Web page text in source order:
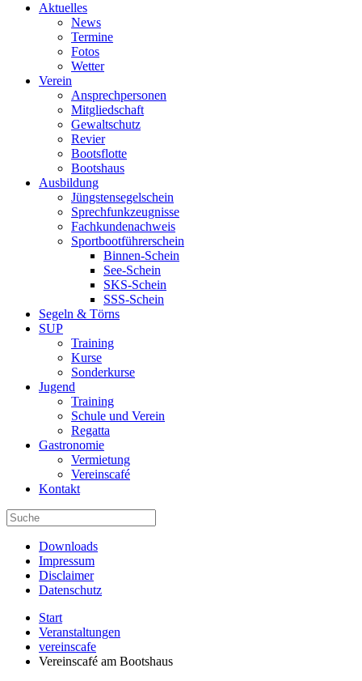
Aktuelles
News
Termine
Fotos
Wetter
Verein
Ansprechpersonen
Mitgliedschaft
Gewaltschutz
Revier
Bootsflotte
Bootshaus
Ausbildung
Jüngstensegelschein
Sprechfunkzeugnisse
Fachkundenachweis
Sportbootführerschein
Binnen-Schein
See-Schein
SKS-Schein
SSS-Schein
Segeln & Törns
SUP
Training
Kurse
Sonderkurse
Jugend
Training
Schule und Verein
Regatta
Gastronomie
Vermietung
Vereinscafé
Kontakt
Downloads
Impressum
Disclaimer
Datenschutz
Start
Veranstaltungen
vereinscafe
Vereinscafé am Bootshaus